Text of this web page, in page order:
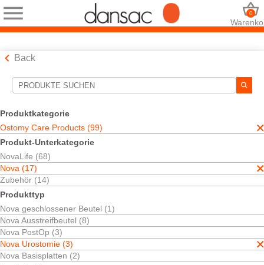
0
Back
Produktkategorie
Ostomy Care Products (99)
Produkt-Unterkategorie
NovaLife (68)
Nova (17)
Zubehör (14)
Produkttyp
Nova geschlossener Beutel (1)
Nova Ausstreifbeutel (8)
Nova PostOp (3)
Nova Urostomie (3)
Nova Basisplatten (2)
Suchwerkzeuge
Ihre Auswahl:
Ostomy Care Products
Nova
Nova Urostomie
Einteilig
Ihre Auswahl hat1Ergebnisse ergeben
Sortieren nach: